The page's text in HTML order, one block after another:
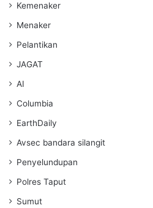
Kemenaker
Menaker
Pelantikan
JAGAT
AI
Columbia
EarthDaily
Avsec bandara silangit
Penyelundupan
Polres Taput
Sumut